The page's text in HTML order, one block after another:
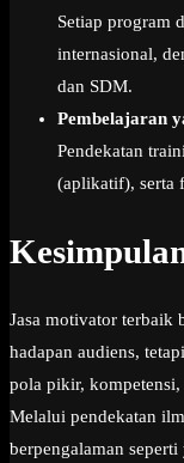
Setiap program
internasional,
dan SDM.
Pembelajaran
Pendekatan
(aplikatif), serta
Jasa motivator terbaik
hadapan audiens, tetapi
pola pikir,
Melalui pendekatan
berpengalaman